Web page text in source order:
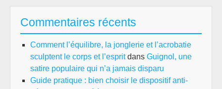
Commentaires récents
Comment l’équilibre, la jonglerie et l’acrobatie
sculptent le corps et l’espritdans Guignol, une
satire populaire qui n’a jamais disparu
Guide pratique : bien choisir le dispositif anti-